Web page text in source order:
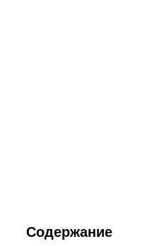
Содержание